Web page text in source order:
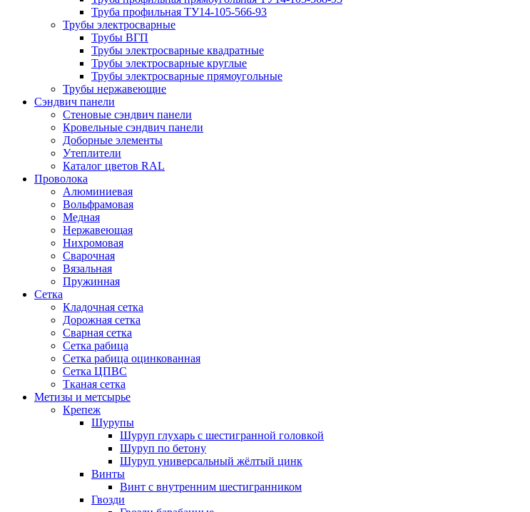
Труба профильная ТУ14-105-566-93
Трубы электросварные
Трубы ВГП
Трубы электросварные квадратные
Трубы электросварные круглые
Трубы электросварные прямоугольные
Трубы нержавеющие
Сэндвич панели
Стеновые сэндвич панели
Кровельные сэндвич панели
Доборные элементы
Утеплители
Каталог цветов RAL
Проволока
Алюминиевая
Вольфрамовая
Медная
Нержавеющая
Нихромовая
Сварочная
Вязальная
Пружинная
Сетка
Кладочная сетка
Дорожная сетка
Сварная сетка
Сетка рабица
Сетка рабица оцинкованная
Сетка ЦПВС
Тканая сетка
Метизы и метсырье
Крепеж
Шурупы
Шуруп глухарь с шестигранной головкой
Шуруп по бетону
Шуруп универсальный жёлтый цинк
Винты
Винт с внутренним шестигранником
Гвозди